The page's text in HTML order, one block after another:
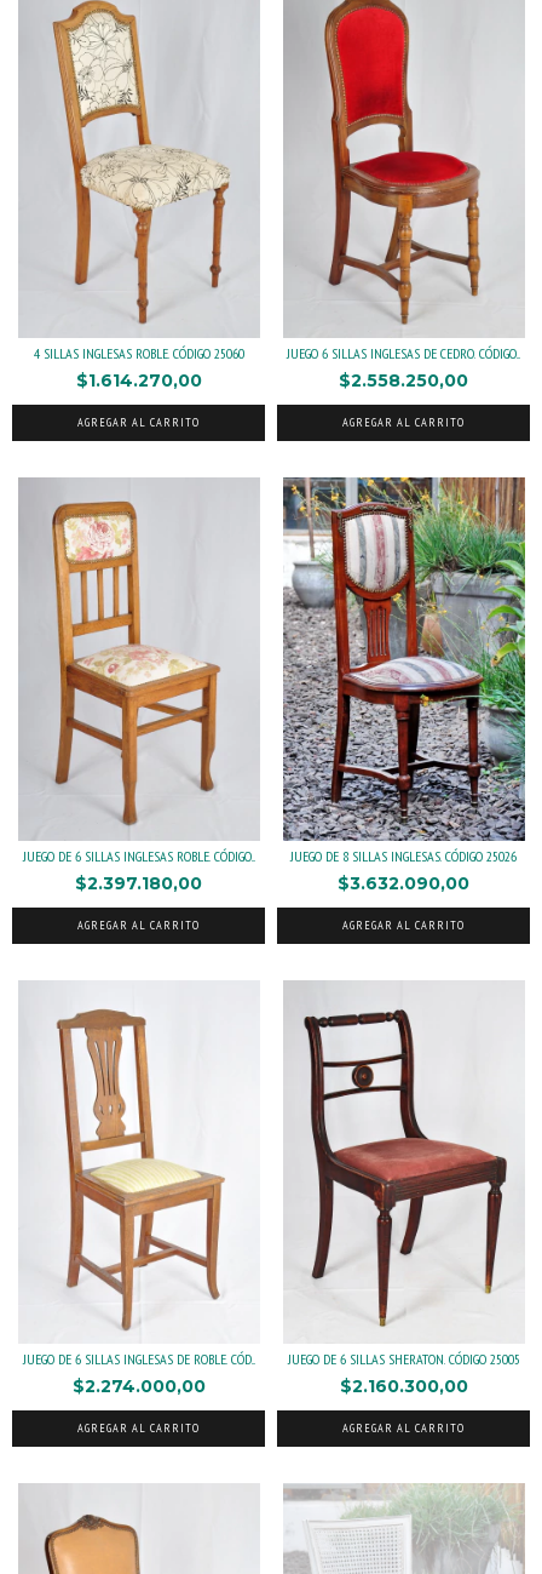
4 SILLAS INGLESAS ROBLE. CÓDIGO 25060
$1.614.270,00
JUEGO 6 SILLAS INGLESAS DE CEDRO. CÓDIGO...
$2.558.250,00
AGREGAR AL CARRITO
JUEGO DE 6 SILLAS INGLESAS ROBLE. CÓDIGO...
$2.397.180,00
AGREGAR AL CARRITO
JUEGO DE 8 SILLAS INGLESAS. CÓDIGO 25026
$3.632.090,00
AGREGAR AL CARRITO
JUEGO DE 6 SILLAS INGLESAS DE ROBLE. CÓD...
$2.274.000,00
AGREGAR AL CARRITO
JUEGO DE 6 SILLAS SHERATON. CÓDIGO 25005
$2.160.300,00
AGREGAR AL CARRITO